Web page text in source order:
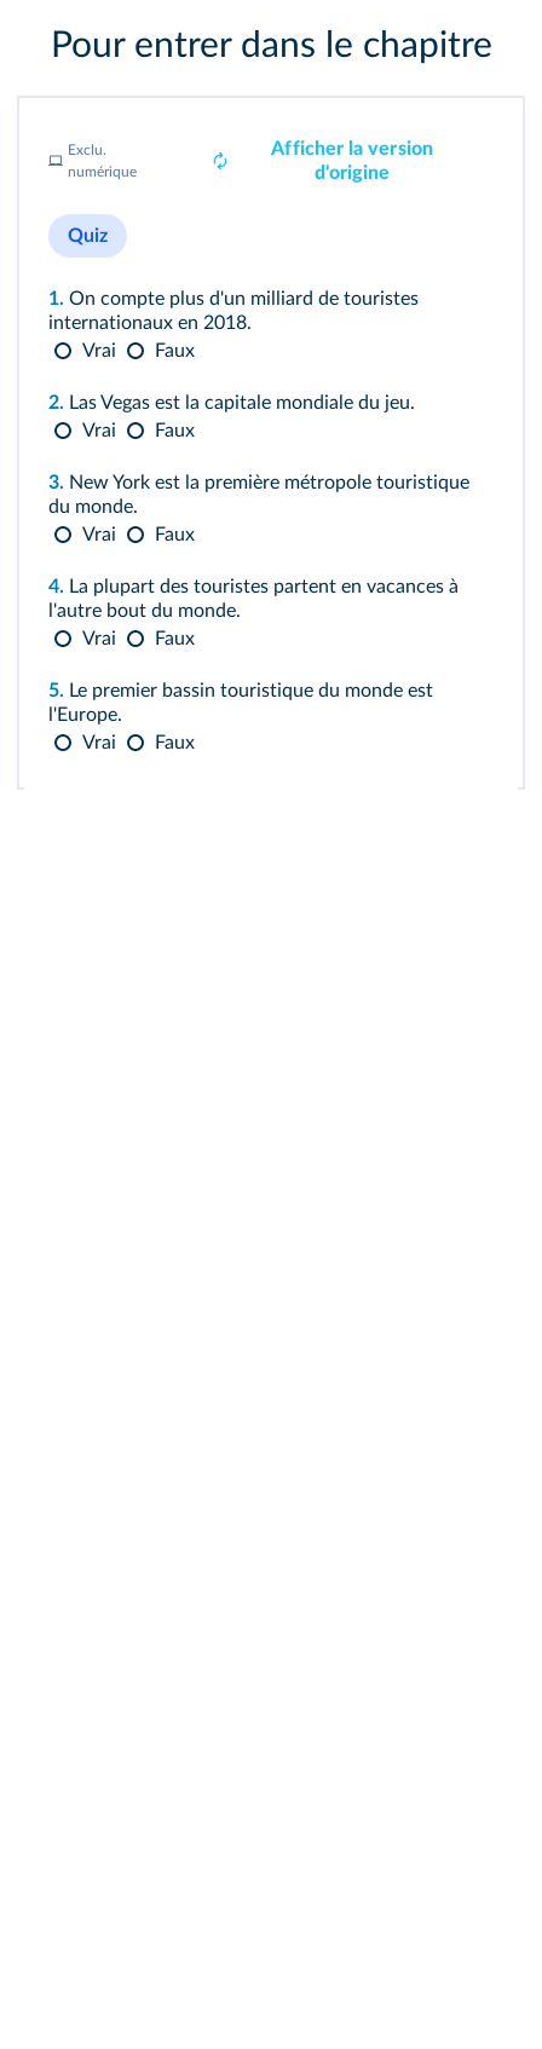
Pour entrer dans le chapitre
Exclu.
numérique
Afficher la version
d'origine
Quiz
1. On compte plus d'un milliard de touristes
internationaux en 2018.
Vrai
Faux
2. Las Vegas est la capitale mondiale du jeu.
Vrai
Faux
3. New York est la première métropole touristique
du monde.
Vrai
Faux
4. La plupart des touristes partent en vacances à
l'autre bout du monde.
Vrai
Faux
5. Le premier bassin touristique du monde est
l'Europe.
Vrai
Faux